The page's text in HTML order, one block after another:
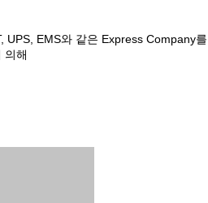
UPS, EMS와 같은 Express Company를
의해